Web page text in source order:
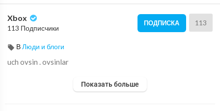
Xbox
113 Подписчики
ПОДПИСКА 113
ВЛюди и блоги
uch ovsin . ovsinlar
Показать больше